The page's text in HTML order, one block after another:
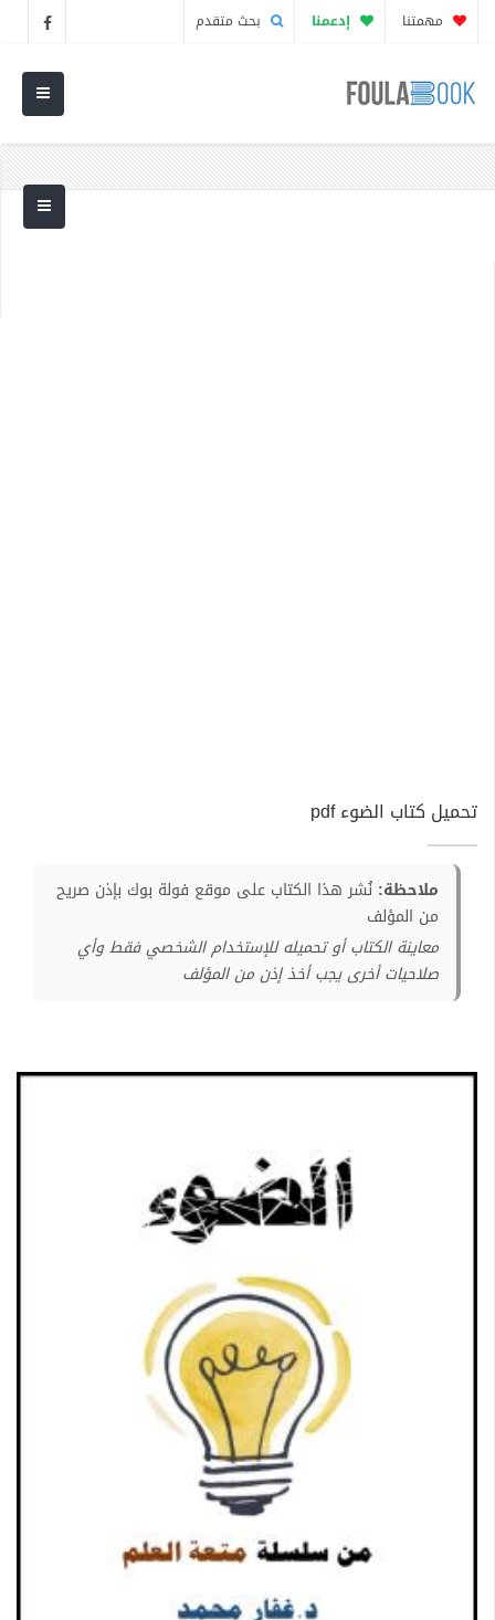
مهمتنا إدعمنا بحث متقدم
تحميل كتاب الضوء pdf
ملاحظة: نُشر هذا الكتاب على موقع فولة بوك بإذن صريح
من المؤلف
معاينة الكتاب أو تحميله للإستخدام الشخصي فقط وأي
صلاحيات أخرى يجب أخذ إذن من المؤلف